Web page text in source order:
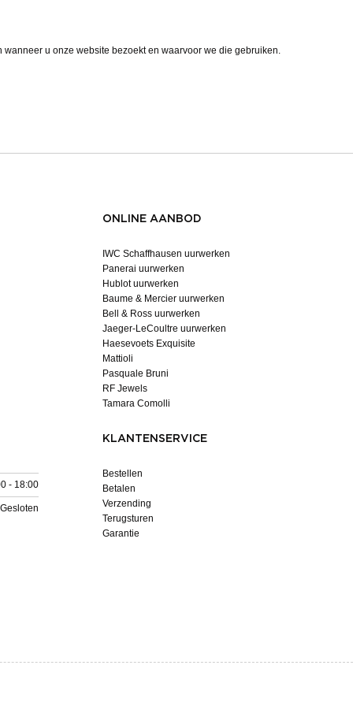
u onze website bezoekt en waarvoor we die gebruiken.
- 18:00
Gesloten
ONLINE AANBOD
IWC Schaffhausen uurwerken
Panerai uurwerken
Hublot uurwerken
Baume & Mercier uurwerken
Bell & Ross uurwerken
Jaeger-LeCoultre uurwerken
Haesevoets Exquisite
Mattioli
Pasquale Bruni
RF Jewels
Tamara Comolli
KLANTENSERVICE
Bestellen
Betalen
Verzending
Terugsturen
Garantie